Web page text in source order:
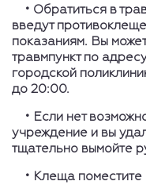
• Обратиться в
введут
показаниям. Вы
травмпункт по
городской
до 20:00.
• Если нет
учреждение и вы
тщательно вымойте
• Клеща поместите